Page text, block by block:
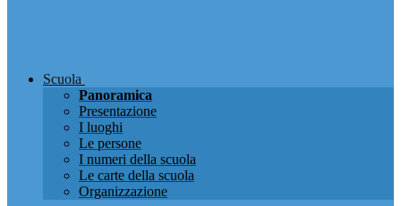
Scuola
Panoramica
Presentazione
I luoghi
Le persone
I numeri della scuola
Le carte della scuola
Organizzazione